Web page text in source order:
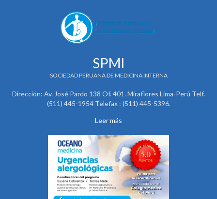
SPMI
SOCIEDAD PERUANA DE MEDICINA INTERNA
Dirección: Av. José Pardo 138 Of. 401. Miraflores Lima-Perú Telf.
(511) 445-1954 Telefax : (511) 445-5396.
Leer más